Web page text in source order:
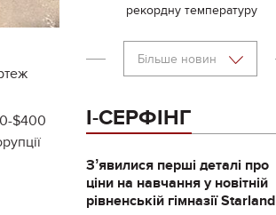
$400
рекордну температуру
Більше новин
І-СЕРФІНГ
Зʼявилися перші деталі про
ціни на навчання у новітній
рівненській гімназії Starland